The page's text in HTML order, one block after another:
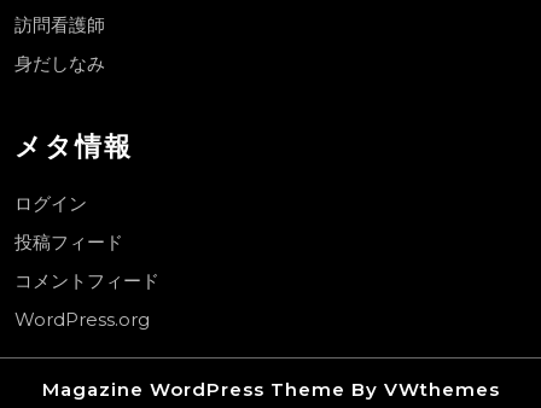
訪問看護師
身だしなみ
メタ情報
ログイン
投稿フィード
コメントフィード
WordPress.org
Magazine WordPress Theme By VWthemes